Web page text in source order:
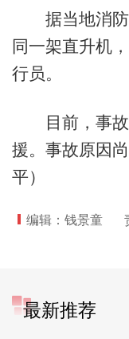
据当地消防
同一架直升机
行员。
目前，事故
援。事故原因
平）
编辑：钱景童
最新推荐